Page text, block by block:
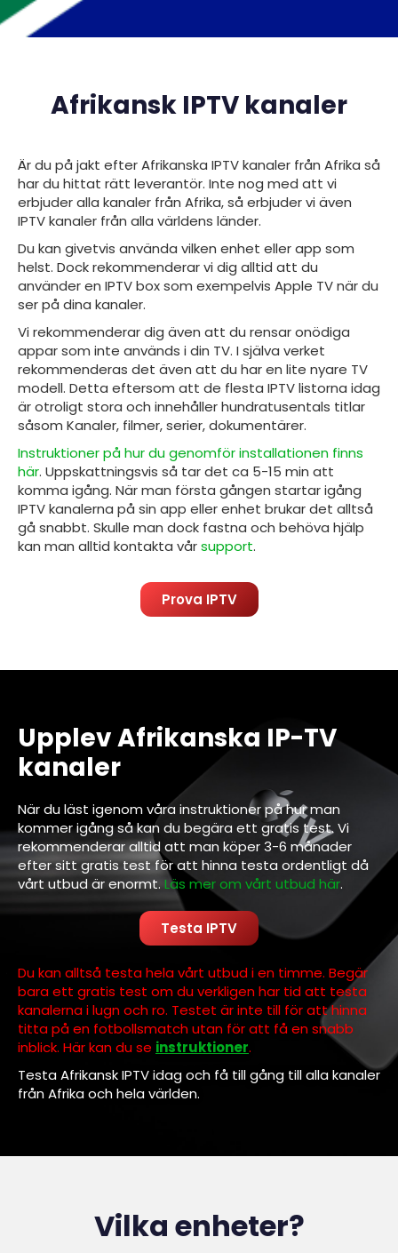
Afrikansk IPTV kanaler
Är du på jakt efterAfrikanska IPTV kanaler från Afrika så
har du hittat rätt leverantör. Inte nog med att vi
erbjuder alla kanaler från Afrika, så erbjuder vi även
IPTV kanaler från alla världens länder.
Du kan givetvis använda vilken enhet eller app som
helst. Dock rekommenderar vi dig alltid att du
använder en IPTV box som exempelvis Apple TV när du
ser på dina kanaler.
Vi rekommenderar dig även att du rensar onödiga
appar som inte används i din TV. I själva verket
rekommenderas det även att du har en lite nyare TV
modell. Detta eftersom att de flesta IPTV listorna idag
är otroligt stora och innehåller hundratusentals titlar
såsom Kanaler, filmer, serier, dokumentärer.
Instruktioner på hur du genomför installationen finns
här. Uppskattningsvis så tar det ca 5-15 min att
komma igång. När man första gången startar igång
IPTV kanalerna på sin app eller enhet brukar det alltså
gå snabbt. Skulle man dock fastna och behöva hjälp
kan man alltid kontakta vårsupport.
Prova IPTV
Upplev Afrikanska IP-TV
kanaler
När du läst igenom våra instruktioner på hur man
kommer igång så kan du begära ett gratis test. Vi
rekommenderar alltid att man köper 3-6 månader
efter sitt gratis test för att hinna testa ordentligt då
vårt utbud är enormt. Läs mer om vårt utbud här.
Testa IPTV
Du kan alltså testa hela vårt utbud i en timme. Begär
bara ett gratis test om du verkligen har tid att testa
kanalerna i lugn och ro. Testet är inte till för att hinna
titta på en fotbollsmatch utan för att få en snabb
inblick. Här kan du se instruktioner.
Testa Afrikansk IPTV idag och få till gång till alla kanaler
från Afrika och hela världen.
Vilka enheter?